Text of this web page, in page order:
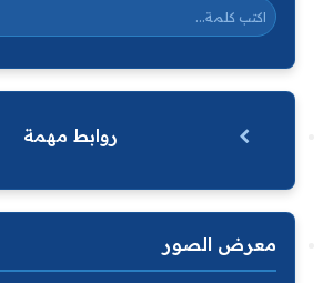
روابط مهمة
معرض الصور